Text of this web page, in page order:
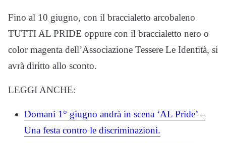
Fino al 10 giugno, con il braccialetto arcobaleno
TUTTI AL PRIDE oppure con il braccialetto nero o
color magenta dell’Associazione Tessere Le Identità, si
avrà diritto allo sconto.
LEGGI ANCHE:
Domani 1° giugno andrà in scena ‘AL Pride’ –
Una festa contro le discriminazioni.